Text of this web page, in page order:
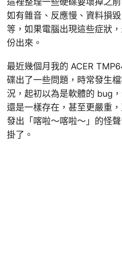
如有雜音、反應慢、資料損
等，如果電腦出現這些症狀
份出來。
最近幾個月我的 ACER
碟出了一些問題，時常發生
況，起初以為是軟體的 bug
還是一樣存在，甚至更嚴重
發出「喀啦～喀啦～」的怪
掛了。